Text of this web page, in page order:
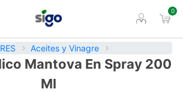
0
Aceites y Vinagre
Mantova En Spray 200
Ml